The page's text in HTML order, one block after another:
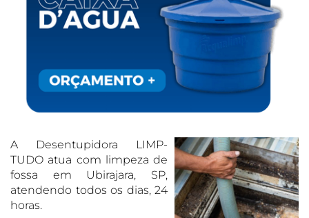
A Desentupidora LIMP-
TUDO atua com limpeza de
fossa em Ubirajara, SP,
atendendo todos os dias, 24
horas.